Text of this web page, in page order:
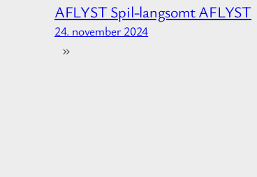
AFLYST Spil-langsomt AFLYST
24. november 2024
»